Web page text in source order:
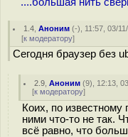
1.4 ,Аноним (-), 11:57, 03/
[к модератору]
Сегодня браузер без
2.9 ,Аноним (9), 12:13,
[к модератору]
Коих, по известному
ними что-то не так.
всё равно, что